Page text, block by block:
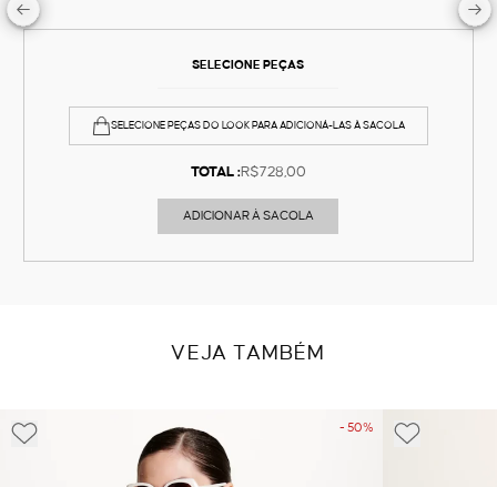
SELECIONE PEÇAS
SELECIONE PEÇAS DO LOOK PARA ADICIONÁ-LAS À SACOLA
TOTAL :R$728,00
ADICIONAR À SACOLA
VEJA TAMBÉM
- 50%